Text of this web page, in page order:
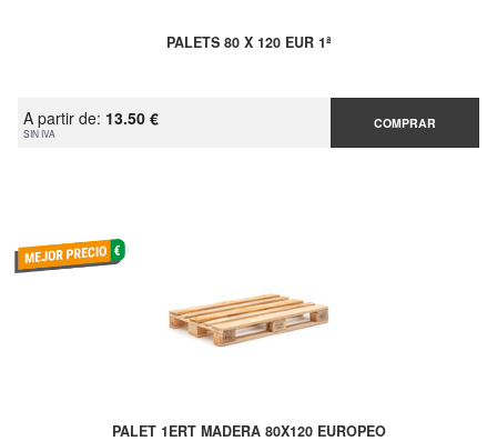
PALETS 80 X 120 EUR 1ª
A partir de: 13.50 €
SIN IVA
COMPRAR
PALET 1ERT MADERA 80X120 EUROPEO